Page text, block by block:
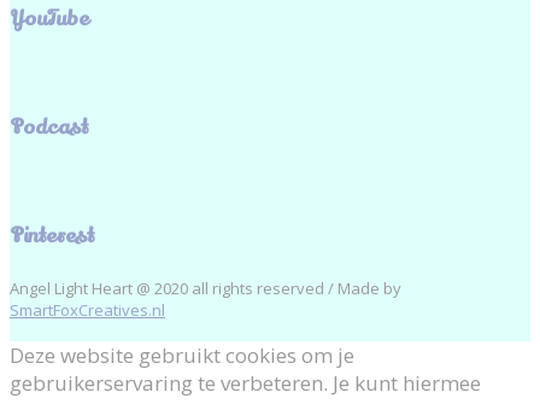
YouTube
Podcast
Pinterest
Angel Light Heart @ 2020 all rights reserved / Made by
SmartFoxCreatives.nl
Deze website gebruikt cookies om je
gebruikerservaring te verbeteren. Je kunt hiermee